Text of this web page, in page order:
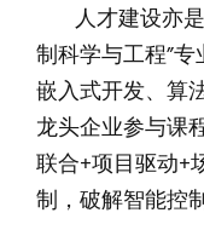
人才建设亦
制科学与工程”专
嵌入式开发、算
龙头企业参与课
联合+项目驱动+
制，破解智能控